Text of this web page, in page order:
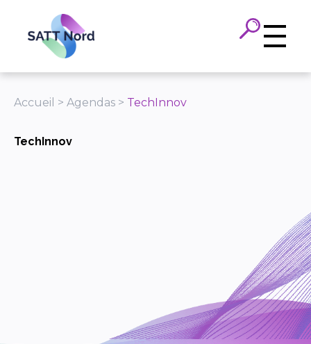
Accueil > Agendas > TechInnov
TechInnov